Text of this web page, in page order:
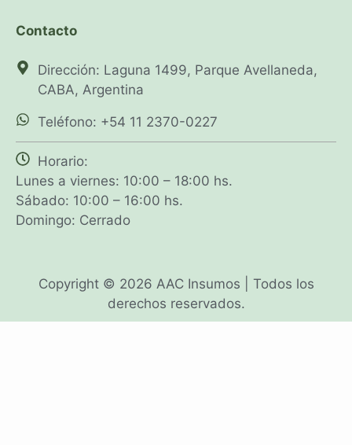
Contacto
Dirección: Laguna 1499, Parque Avellaneda,
CABA, Argentina
Teléfono: +54 11 2370-0227
Horario:
Lunes a viernes: 10:00 – 18:00 hs.
Sábado: 10:00 – 16:00 hs.
Domingo: Cerrado
Copyright © 2026 AAC Insumos | Todos los
derechos reservados.